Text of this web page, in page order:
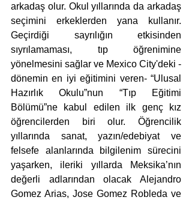
arkadaş olur. Okul yıllarında da arkadaş
seçimini erkeklerden yana kullanır.
Geçirdiği sayrılığın etkisinden
sıyrılamaması, tıp öğrenimine
yönelmesini sağlar ve Mexico City'deki -
dönemin en iyi eğitimini veren- “Ulusal
Hazırlık Okulu”nun “Tıp Eğitimi
Bölümü”ne kabul edilen ilk genç kız
öğrencilerden biri olur. Öğrencilik
yıllarında sanat, yazın/edebiyat ve
felsefe alanlarında bilgilenim sürecini
yaşarken, ileriki yıllarda Meksika’nın
değerli adlarından olacak Alejandro
Gomez Arias, Jose Gomez Robleda ve